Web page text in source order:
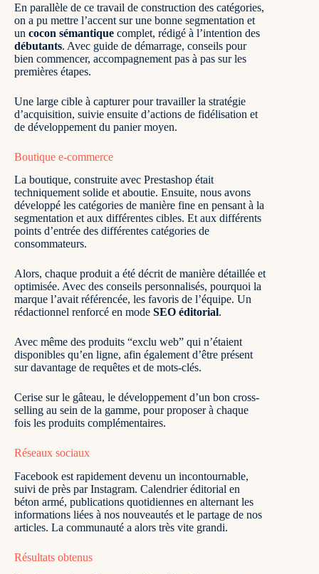
En parallèle de ce travail de construction des catégories,
on a pu mettre l’accent sur une bonne segmentation et
un cocon sémantique complet, rédigé à l’intention des
débutants. Avec guide de démarrage, conseils pour
bien commencer, accompagnement pas à pas sur les
premières étapes.
Une large cible à capturer pour travailler la stratégie
d’acquisition, suivie ensuite d’actions de fidélisation et
de développement du panier moyen.
Boutique e-commerce
La boutique, construite avec Prestashop était
techniquement solide et aboutie. Ensuite, nous avons
développé les catégories de manière fine en pensant à la
segmentation et aux différentes cibles. Et aux différents
points d’entrée des différentes catégories de
consommateurs.
Alors, chaque produit a été décrit de manière détaillée et
optimisée. Avec des conseils personnalisés, pourquoi la
marque l’avait référencée, les favoris de l’équipe. Un
rédactionnel renforcé en mode SEO éditorial.
Avec même des produits “exclu web” qui n’étaient
disponibles qu’en ligne, afin également d’être présent
sur davantage de requêtes et de mots-clés.
Cerise sur le gâteau, le développement d’un bon cross-
selling au sein de la gamme, pour proposer à chaque
fois les produits complémentaires.
Réseaux sociaux
Facebook est rapidement devenu un incontournable,
suivi de près par Instagram. Calendrier éditorial en
béton armé, publications quotidiennes en alternant les
informations liées à nos nouveautés et le partage de nos
articles. La communauté a alors très vite grandi.
Résultats obtenus